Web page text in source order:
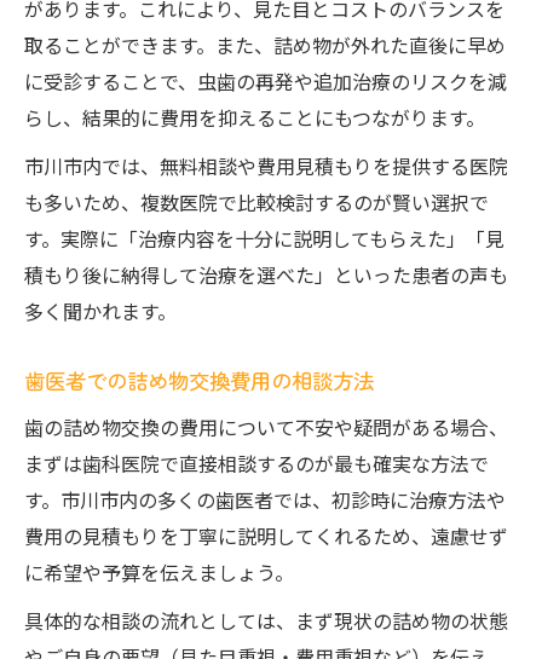
があります。これにより、見た目とコストのバランスを
取ることができます。また、詰め物が外れた直後に早め
に受診することで、虫歯の再発や追加治療のリスクを減
らし、結果的に費用を抑えることにもつながります。
市川市内では、無料相談や費用見積もりを提供する医院
も多いため、複数医院で比較検討するのが賢い選択で
す。実際に「治療内容を十分に説明してもらえた」「見
積もり後に納得して治療を選べた」といった患者の声も
多く聞かれます。
歯医者での詰め物交換費用の相談方法
歯の詰め物交換の費用について不安や疑問がある場合、
まずは歯科医院で直接相談するのが最も確実な方法で
す。市川市内の多くの歯医者では、初診時に治療方法や
費用の見積もりを丁寧に説明してくれるため、遠慮せず
に希望や予算を伝えましょう。
具体的な相談の流れとしては、まず現状の詰め物の状態